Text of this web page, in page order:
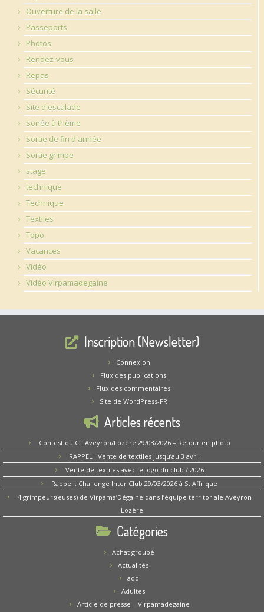
Ouverture de la salle
Passeports
Photos
Rendez-vous
Repas
Sécurité
Site d'escalade
Soirée à thème
Sortie de fin d'année
Sortie grimpe
stage
technique
Technique
Textiles
Topo
Vacances
Vidéo
Vidéo Virpamadegaine
Inscription (Newsletter)
Connexion
Flux des publications
Flux des commentaires
Site de WordPress-FR
Articles récents
Contest du CT Aveyron/Lozère 29/03/2026 – Retour en photo
RAPPEL : Vente de textiles jusqu’au 3 avril
Vente de textiles avec le logo du club / 2026
Rappel : Challenge Inter Club 29/03/2026 à St Affrique
4 grimpeurs(euses) de Virpama’Dégaine dans l’équipe territoriale Aveyron
Lozère
Catégories
Achat groupé
Actualités
ado
Adultes
Article de presse – Virpamadegaine